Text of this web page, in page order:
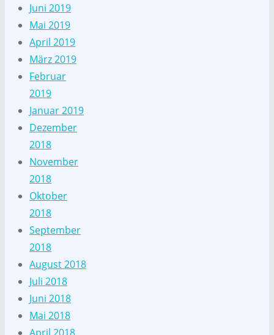
Juni 2019
Mai 2019
April 2019
März 2019
Februar
2019
Januar 2019
Dezember
2018
November
2018
Oktober
2018
September
2018
August 2018
Juli 2018
Juni 2018
Mai 2018